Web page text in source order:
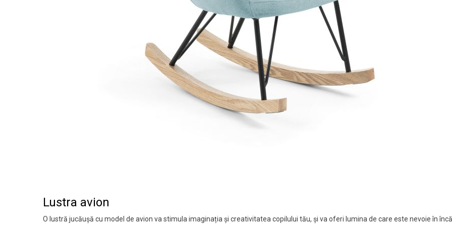
Lustra avion
O lustră jucăușă cu model de avion va stimula imaginația și creativitatea copilului tău, și va oferi lumina de care este nevoie în